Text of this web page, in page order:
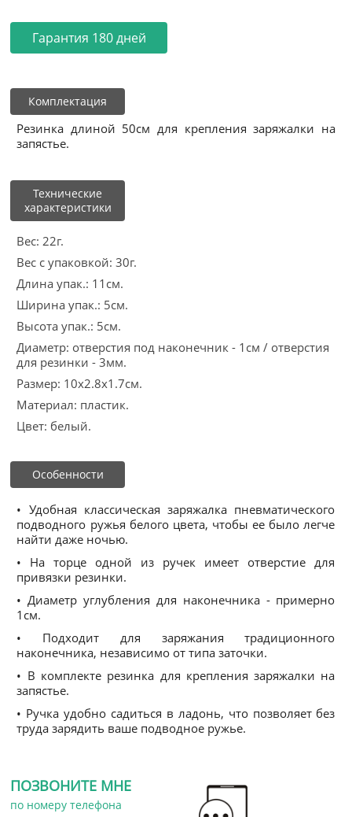
Гарантия 180 дней
Комплектация
Резинка длиной 50см для крепления заряжалки на
запястье.
Технические
характеристики
Вес: 22г.
Вес с упаковкой: 30г.
Длина упак.: 11см.
Ширина упак.: 5см.
Высота упак.: 5см.
Диаметр: отверстия под наконечник - 1см / отверстия
для резинки - 3мм.
Размер: 10x2.8x1.7см.
Материал: пластик.
Цвет: белый.
Особенности
• Удобная классическая заряжалка пневматического
подводного ружья белого цвета, чтобы ее было легче
найти даже ночью.
• На торце одной из ручек имеет отверстие для
привязки резинки.
• Диаметр углубления для наконечника - примерно
1см.
• Подходит для заряжания традиционного
наконечника, независимо от типа заточки.
• В комплекте резинка для крепления заряжалки на
запястье.
• Ручка удобно садиться в ладонь, что позволяет без
труда зарядить ваше подводное ружье.
ПОЗВОНИТЕ МНЕ
по номеру телефона